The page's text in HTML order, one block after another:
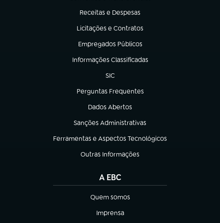
Receitas e Despesas
(abre em nova aba)
Licitações e Contratos
(abre em nova aba)
Empregados Públicos
(abre em nova aba)
Informações Classificadas
(abre em nova aba)
SIC
(abre em nova aba)
Perguntas Frequentes
(abre em nova aba)
Dados Abertos
(abre em nova aba)
Sanções Administrativas
(abre em nova aba)
Ferramentas e Aspectos Tecnológicos
(abre em nova aba)
Outras Informações
(abre em nova aba)
A EBC
Quem somos
(abre em nova aba)
Imprensa
(abre em nova aba)